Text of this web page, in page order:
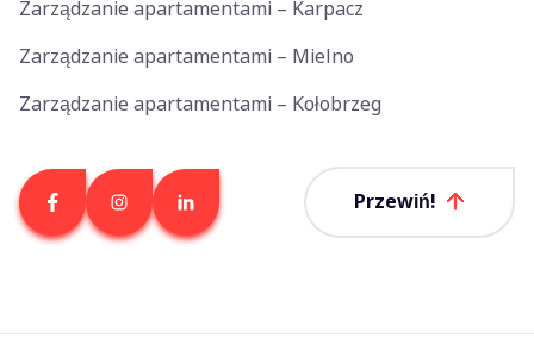
Zarządzanie apartamentami – Karpacz
Zarządzanie apartamentami – Mielno
Zarządzanie apartamentami – Kołobrzeg
Przewiń!